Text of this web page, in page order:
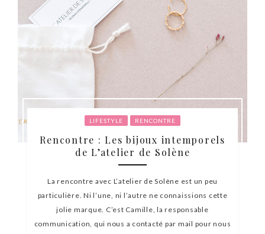
LIFESTYLE RENCONTRE
Rencontre : Les bijoux intemporels
de L’atelier de Solène
La rencontre avec L’atelier de Solène est un peu
particulière. Ni l’une, ni l’autre ne connaissions cette
jolie marque. C’est Camille, la responsable
communication, qui nous a contacté par mail pour nous